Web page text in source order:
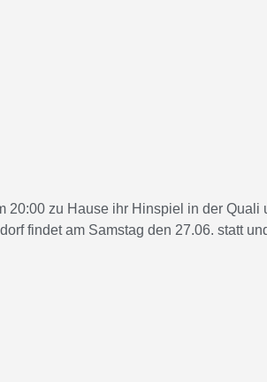
zu Hause ihr Hinspiel in der
findet am Samstag den 27.06. statt